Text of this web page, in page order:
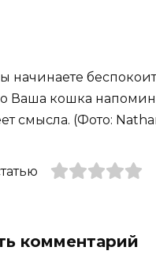
начинаете
Ваша кошка
смысла. (Фото:
комментарий